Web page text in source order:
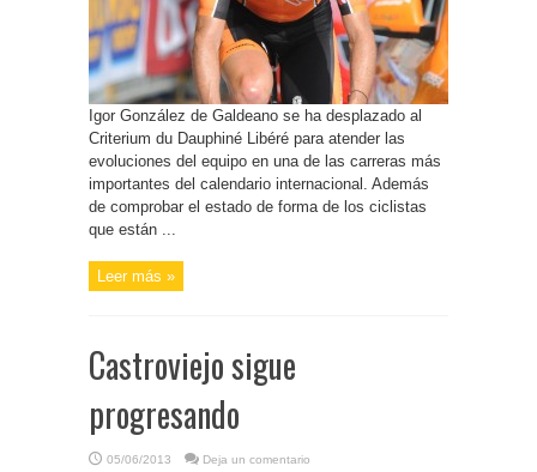
Igor González de Galdeano se ha desplazado al
Criterium du Dauphiné Libéré para atender las
evoluciones del equipo en una de las carreras más
importantes del calendario internacional. Además
de comprobar el estado de forma de los ciclistas
que están ...
Leer más »
Castroviejo sigue
progresando
05/06/2013 Deja un comentario